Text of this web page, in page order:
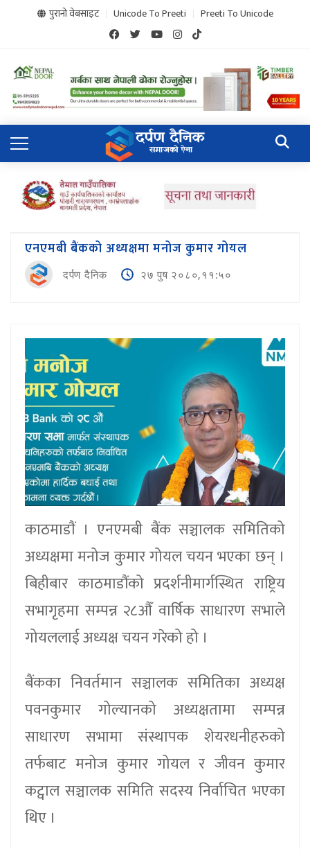
पुरानो वेबसाइट Unicode To Preeti Preeti To Unicode
एनएमबी बैंकको अध्यक्षमा मनोज कुमार गोयल
दर्पण दैनिक २७ पुष २०८०,११:५०
काठमाडाैं । एनएमबी बैंक सञ्चालक समितिको
अध्यक्षमा मनोज कुमार गोयल चयन भएका छन् ।
बिहीबार काठमाडौंको प्रदर्शनीमार्गस्थित राष्ट्रिय
सभागृहमा सम्पन्न २८औँ वार्षिक साधारण सभाले
गोयललाई अध्यक्ष चयन गरेको हो ।
बैंकका निवर्तमान सञ्चालक समितिका अध्यक्ष
पवनकुमार गोल्यानको अध्यक्षतामा सम्पन्न
साधारण सभामा संस्थापक शेयरधनीहरुको
तर्फबाट मनोज कुमार गोयल र जीवन कुमार
कट्वाल सञ्चालक समिति सदस्य निर्वाचित भएका
थिए ।